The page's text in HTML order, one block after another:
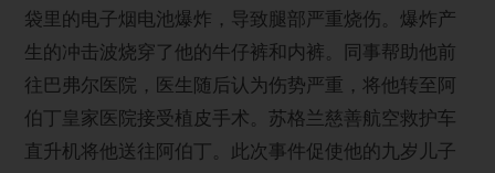
袋里的电子烟电池爆炸，导致腿部严重烧伤。爆炸产
生的冲击波烧穿了他的牛仔裤和内裤。同事帮助他前
往巴弗尔医院，医生随后认为伤势严重，将他转至阿
伯丁皇家医院接受植皮手术。苏格兰慈善航空救护车
直升机将他送往阿伯丁。此次事件促使他的九岁儿子